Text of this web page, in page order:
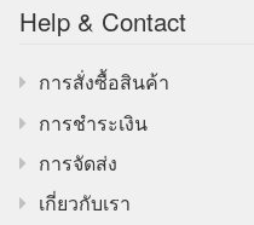
Help & Contact
การสั่งซื้อสินค้า
การชำระเงิน
การจัดส่ง
เกี่ยวกับเรา